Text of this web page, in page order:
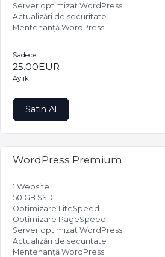
Server optimizat WordPress
Actualizări de securitate
Mentenanță WordPress
Sadece..
25.00EUR
Aylık
Satın Al
WordPress Premium
1 Website
50 GB SSD
Optimizare LiteSpeed
Optimizare PageSpeed
Server optimizat WordPress
Actualizări de securitate
Mentenanță WordPress